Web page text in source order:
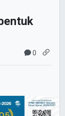
0